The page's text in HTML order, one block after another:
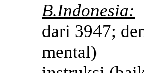
B.Indonesia:
dari 3947;
mental)